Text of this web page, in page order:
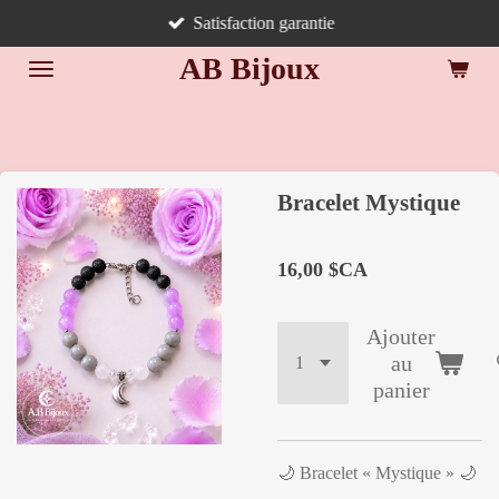
au
contenu
AB Bijoux
Satisfaction garantie
Bracelet Mystique
16,00 $CA
Ajouter
au
panier
🌙 Bracelet « Mystique » 🌙